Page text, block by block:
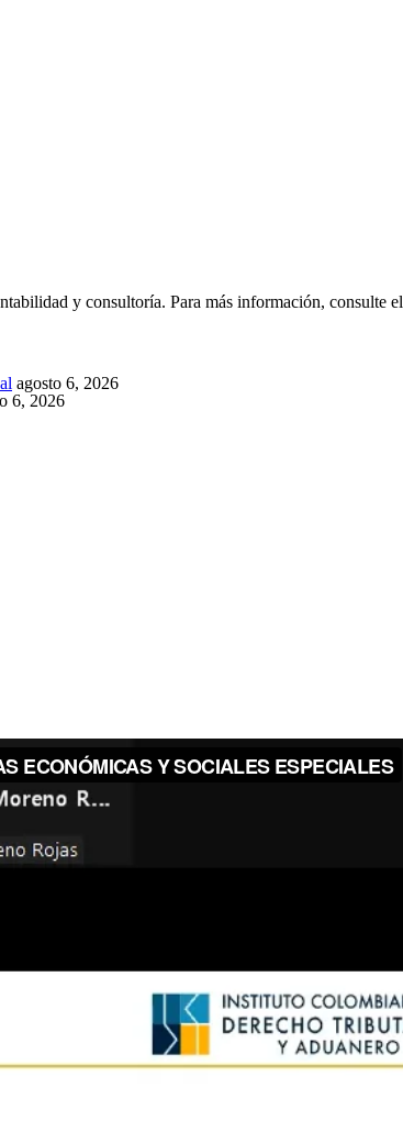
y consultoría. Para más información, consulte el
agosto 6, 2026
6, 2026